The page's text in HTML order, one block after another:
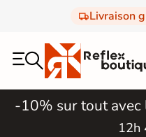
Livraison
-10% sur tout avec
12h